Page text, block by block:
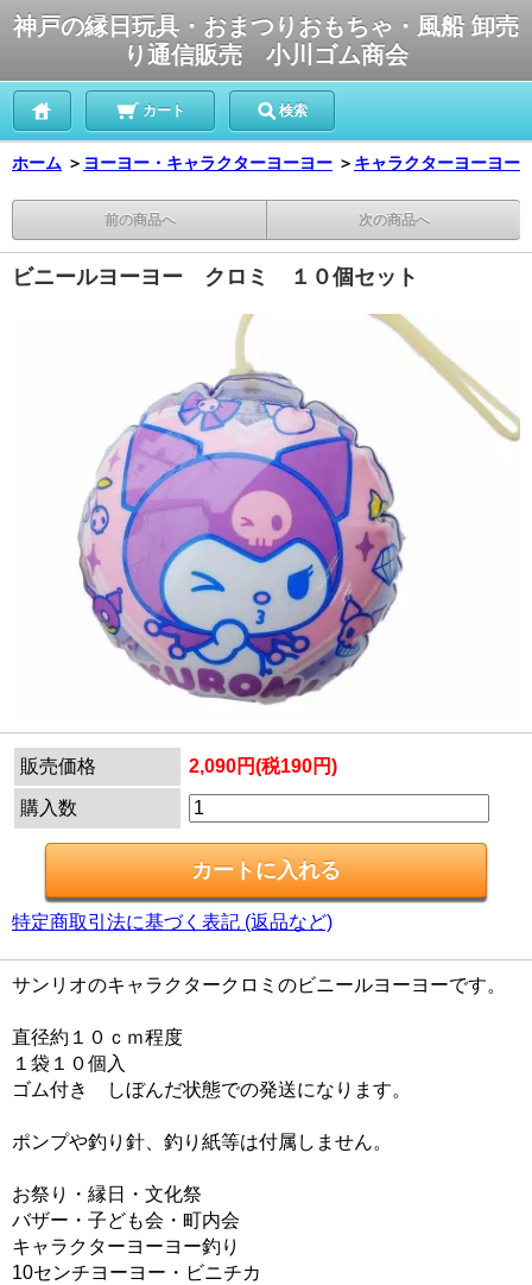
神戸の縁日玩具・おまつりおもちゃ・風船 卸売
り通信販売 小川ゴム商会
カート 検索
ホーム ＞ ヨーヨー・キャラクターヨーヨー ＞ キャラクターヨーヨー
前の商品へ 次の商品へ
ビニールヨーヨー クロミ １０個セット
販売価格 2,090円(税190円)
購入数
特定商取引法に基づく表記 (返品など)
サンリオのキャラクタークロミのビニールヨーヨーです。
直径約１０ｃｍ程度
１袋１０個入
ゴム付き しぼんだ状態での発送になります。
ポンプや釣り針、釣り紙等は付属しません。
お祭り・縁日・文化祭
バザー・子ども会・町内会
キャラクターヨーヨー釣り
10センチヨーヨー・ビニチカ